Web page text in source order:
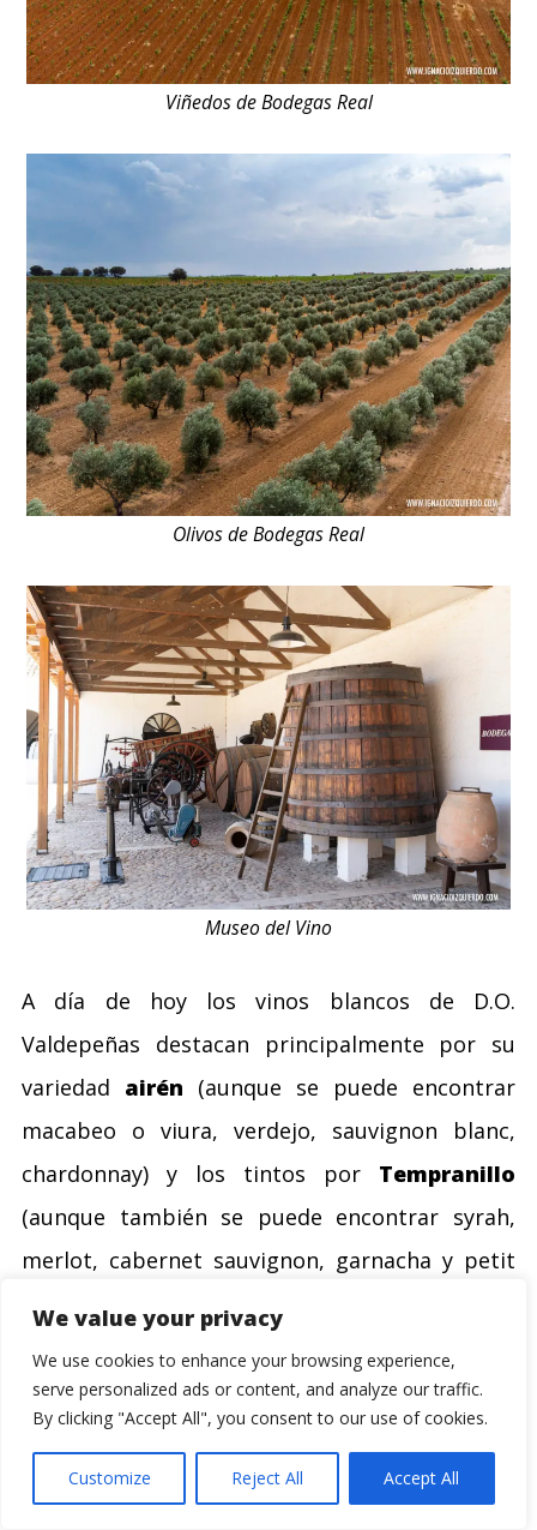
We value your privacy
We use cookies to enhance your browsing experience,
serve personalized ads or content, and analyze our traffic.
By clicking "Accept All", you consent to our use of cookies.
Customize Reject All Accept All
Viñedos de Bodegas Real
Olivos de Bodegas Real
Museo del Vino
A día de hoy los vinos blancos de D.O.
Valdepeñas destacan principalmente por su
variedad airén (aunque se puede encontrar
macabeo o viura, verdejo, sauvignon blanc,
chardonnay) y los tintos por Tempranillo
(aunque también se puede encontrar syrah,
merlot, cabernet sauvignon, garnacha y petit
acompañar a los paladares con la cocina más
tradicional castellana machega, donde prima el
producto. Como destino gastronómico,